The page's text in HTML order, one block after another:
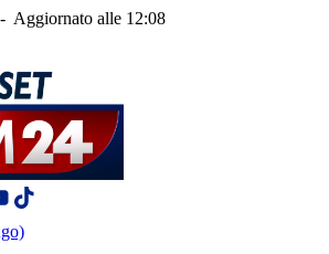
- Aggiornato alle 12:08